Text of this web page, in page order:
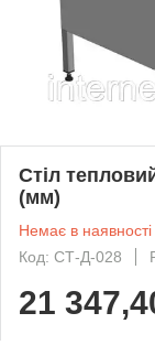
Стіл
(мм)
Немає в наявності
Код: СТ-Д-028
21